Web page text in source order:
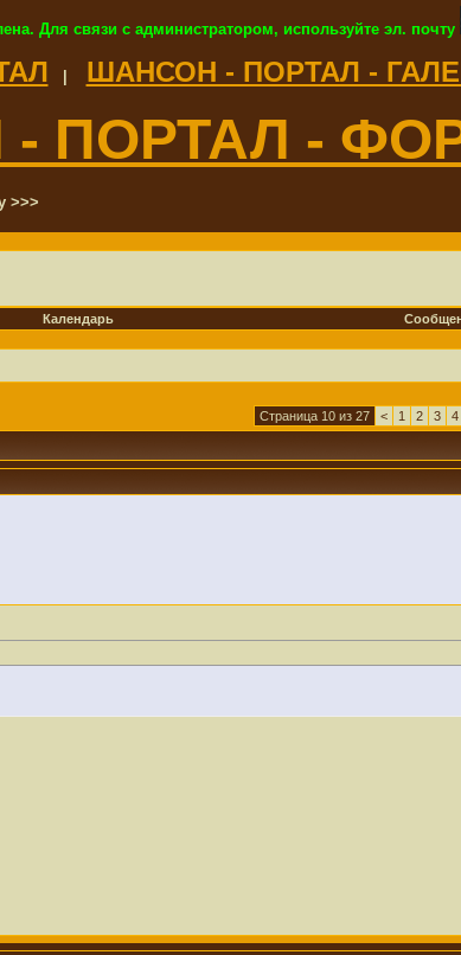
Для связи с администратором, используйте эл. почту
ШАНСОН - ПОРТАЛ -
ПОРТАЛ -
>>>
Календарь
Страница 10 из 27 < 1 2 3 4